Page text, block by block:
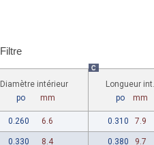
Filtre
Diamètre intérieur
po
mm
C
Longueur int.
po
mm
0.260 6.6 0.310 7.9
0.330 8.4 0.380 9.7